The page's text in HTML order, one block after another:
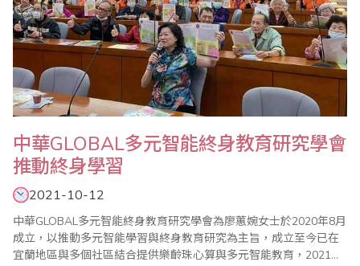
中華GLOBAL多元智能終身教育研究學會
推動終身學習
2021-10-12
中華GLOBAL多元智能終身教育研究學會為廖蕙婉女士於2020年8月
成立，以推動多元智能學習與終身教育研究為主旨，成立至今已在
宜蘭地區與多個社區結合提供樂齡珠心算與多元智能教育，2021年